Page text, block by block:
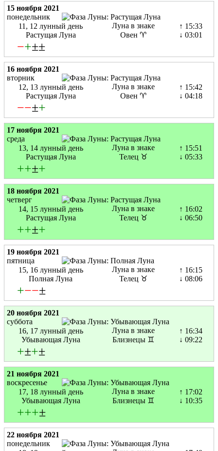
15 ноября 2021
понедельник
11, 12 лунный день
Растущая Луна
Луна в знаке
Овен ♈
↑ 15:33
↓ 03:01
−+±±
16 ноября 2021
вторник
12, 13 лунный день
Растущая Луна
Луна в знаке
Овен ♈
↑ 15:42
↓ 04:18
−−±+
17 ноября 2021
среда
13, 14 лунный день
Растущая Луна
Луна в знаке
Телец ♉
↑ 15:51
↓ 05:33
++±+
18 ноября 2021
четверг
14, 15 лунный день
Растущая Луна
Луна в знаке
Телец ♉
↑ 16:02
↓ 06:50
++±+
19 ноября 2021
пятница
15, 16 лунный день
Полная Луна
Луна в знаке
Телец ♉
↑ 16:15
↓ 08:06
+−−±
20 ноября 2021
суббота
16, 17 лунный день
Убывающая Луна
Луна в знаке
Близнецы ♊
↑ 16:34
↓ 09:22
+±+±
21 ноября 2021
воскресенье
17, 18 лунный день
Убывающая Луна
Луна в знаке
Близнецы ♊
↑ 17:02
↓ 10:35
+++±
22 ноября 2021
понедельник